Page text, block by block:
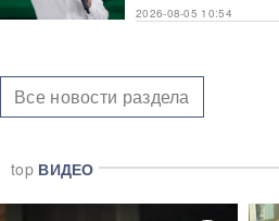
2026-08-05 10:54
Все новости раздела
top ВИДЕО